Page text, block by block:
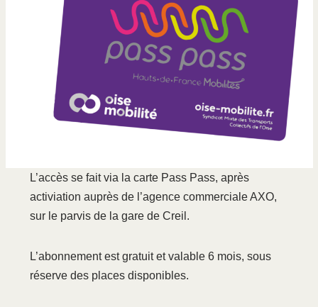
L’accès se fait via la carte Pass Pass, après
activiation auprès de l’agence commerciale AXO,
sur le parvis de la gare de Creil.
L’abonnement est gratuit et valable 6 mois, sous
réserve des places disponibles.